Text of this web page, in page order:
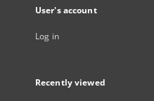
User's account
Log in
Recently viewed